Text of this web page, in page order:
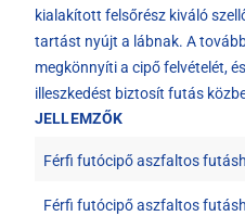
kialakított felsőrész kiváló
tartást nyújt a lábnak. A
megkönnyíti a cipő felvételét,
illeszkedést biztosít futás
JELLEMZŐK
Férfi futócipő aszfaltos
Férfi futócipő aszfaltos